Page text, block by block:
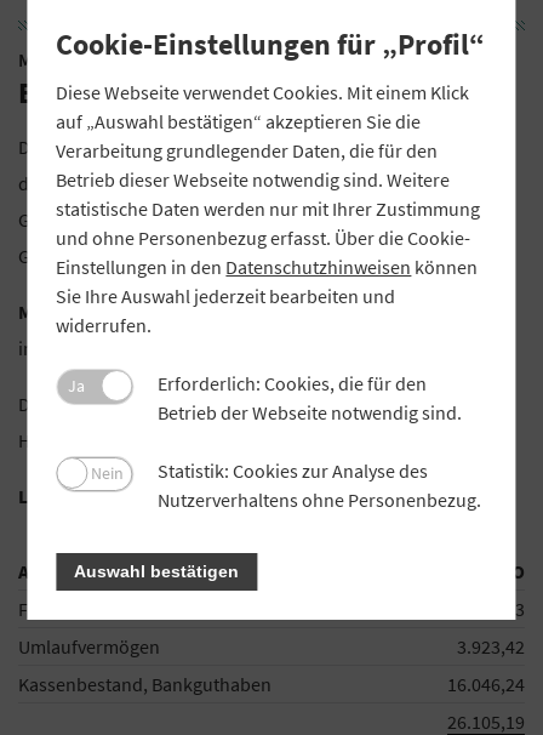
Milchverwertung Forst-West eG i.L.
Bekanntmachung
Die Generalversammlung (vom 20.09.2017) hat die Auflösung
der Genossenschaft zum 01.10.2017 beschlossen. Die
Gläubiger werden hiermit aufgefordert, sich bei der
Genossenschaft zu melden.
Milchverwertung Forst-West eG
in Liquidation
Die Liquidatoren:
Helmut Müller, Andreas Reßler, Alois Reßler
Liquidations-Eröffnungsbilanz zum 01.10.2017
AKTIVA
EURO
Finanzanlagevermögen
6.135,53
Umlaufvermögen
3.923,42
Kassenbestand, Bankguthaben
16.046,24
26.105,19
Cookie-Einstellungen für „Profil“
Diese Webseite verwendet Cookies. Mit einem Klick
auf „Auswahl bestätigen“ akzeptieren Sie die
Verarbeitung grundlegender Daten, die für den
Betrieb dieser Webseite notwendig sind. Weitere
statistische Daten werden nur mit Ihrer Zustimmung
und ohne Personenbezug erfasst. Über die Cookie-
Einstellungen in den Datenschutzhinweisen können
Sie Ihre Auswahl jederzeit bearbeiten und
widerrufen.
Ja
Erforderlich: Cookies, die für den
Betrieb der Webseite notwendig sind.
Nein
Statistik: Cookies zur Analyse des
Nutzerverhaltens ohne Personenbezug.
Auswahl bestätigen